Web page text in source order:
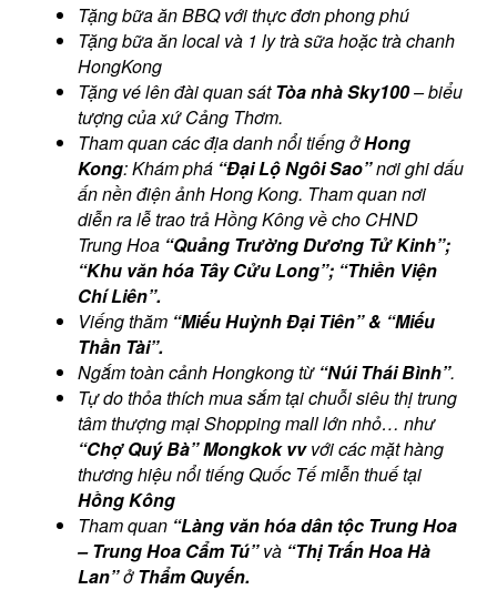
Tặng bữa ăn BBQ với thực đơn phong phú
Tặng bữa ăn local và 1 ly trà sữa hoặc trà chanh
HongKong
Tặng vé lên đài quan sátTòa nhà Sky100– biểu
tượng của xứ Cảng Thơm.
Tham quan các địa danh nổi tiếng ởHong
Kong: Khám phá “Đại Lộ Ngôi Sao”nơi ghi dấu
ấn nền điện ảnh Hong Kong. Tham quan nơi
diễn ra lễ trao trả Hồng Kông về cho CHND
Trung Hoa “Quảng Trường Dương Tử Kinh”;
“Khu văn hóa Tây Cửu Long”; “Thiền Viện
Chí Liên”.
Viếng thăm “Miếu Huỳnh Đại Tiên” & “Miếu
Thần Tài”.
Ngắm toàn cảnh Hongkong từ “Núi Thái Bình”.
Tự do thỏa thích mua sắm tại chuỗi siêu thị trung
tâm thượng mại Shopping mall lớn nhỏ… như
“Chợ Quý Bà” Mongkok vvvới các mặt hàng
thương hiệu nổi tiếng Quốc Tế miễn thuế tại
Hồng Kông
Tham quan “Làng văn hóa dân tộc Trung Hoa
– Trung Hoa Cẩm Tú”và “Thị Trấn Hoa Hà
Lan”ởThẩm Quyến.